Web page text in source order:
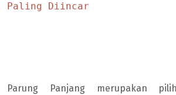
Paling Diincar
Parung Panjang merupakan